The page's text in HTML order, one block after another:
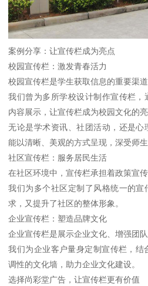
案例分享：让宣传栏成为亮点
校园宣传栏：激发青春活力
校园宣传栏是学生获取信息的重要渠道
我们曾为多所学校设计制作宣传栏
内容展示，让宣传栏成为校园文化的亮
无论是学术资讯、社团活动，还是
能以清晰、美观的方式呈现，深受师生
社区宣传栏：服务居民生活
在社区环境中，宣传栏承担着政策宣
我们为多个社区定制了风格统一的
求，又提升了社区的整体形象。
企业宣传栏：塑造品牌文化
企业宣传栏是展示企业文化、增强团
我们为企业客户量身定制宣传栏，
调性的文化墙，助力企业文化建设。
选择尚彩堂广告，让宣传栏更有价值